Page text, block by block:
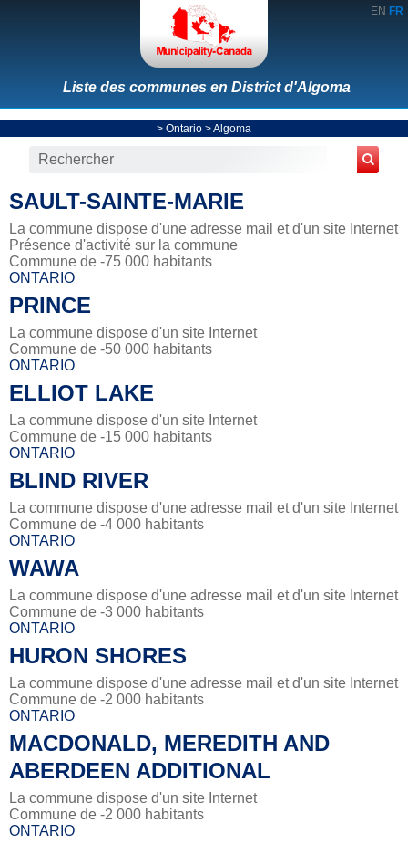
EN FR
Liste des communes en District d'Algoma
> Ontario >Algoma
SAULT-SAINTE-MARIE
La commune dispose d'une adresse mail et d'un site Internet
Présence d'activité sur la commune
Commune de -75 000 habitants
ONTARIO
PRINCE
La commune dispose d'un site Internet
Commune de -50 000 habitants
ONTARIO
ELLIOT LAKE
La commune dispose d'un site Internet
Commune de -15 000 habitants
ONTARIO
BLIND RIVER
La commune dispose d'une adresse mail et d'un site Internet
Commune de -4 000 habitants
ONTARIO
WAWA
La commune dispose d'une adresse mail et d'un site Internet
Commune de -3 000 habitants
ONTARIO
HURON SHORES
La commune dispose d'une adresse mail et d'un site Internet
Commune de -2 000 habitants
ONTARIO
MACDONALD, MEREDITH AND
ABERDEEN ADDITIONAL
La commune dispose d'un site Internet
Commune de -2 000 habitants
ONTARIO